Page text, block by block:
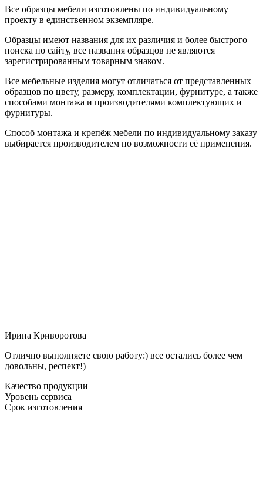
Все образцы мебели изготовлены по индивидуальному
проекту в единственном экземпляре.
Образцы имеют названия для их различия и более быстрого
поиска по сайту, все названия образцов не являются
зарегистрированным товарным знаком.
Все мебельные изделия могут отличаться от представленных
образцов по цвету, размеру, комплектации, фурнитуре, а также
способами монтажа и производителями комплектующих и
фурнитуры.
Способ монтажа и крепёж мебели по индивидуальному заказу
выбирается производителем по возможности её применения.
Ирина Криворотова
Отлично выполняете свою работу:) все остались более чем
довольны, респект!)
Качество продукции
Уровень сервиса
Срок изготовления